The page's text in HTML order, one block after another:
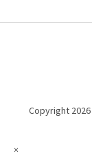
Copyright 2026
×